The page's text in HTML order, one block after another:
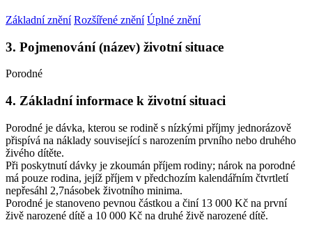
Základní znění Rozšířené znění Úplné znění
3. Pojmenování (název) životní situace
Porodné
4. Základní informace k životní situaci
Porodné je dávka, kterou se rodině s nízkými příjmy jednorázově
přispívá na náklady související s narozením prvního nebo druhého
živého dítěte.
Při poskytnutí dávky je zkoumán příjem rodiny; nárok na porodné
má pouze rodina, jejíž příjem v předchozím kalendářním čtvrtletí
nepřesáhl 2,7násobek životního minima.
Porodné je stanoveno pevnou částkou a činí 13 000 Kč na první
živě narozené dítě a 10 000 Kč na druhé živě narozené dítě.